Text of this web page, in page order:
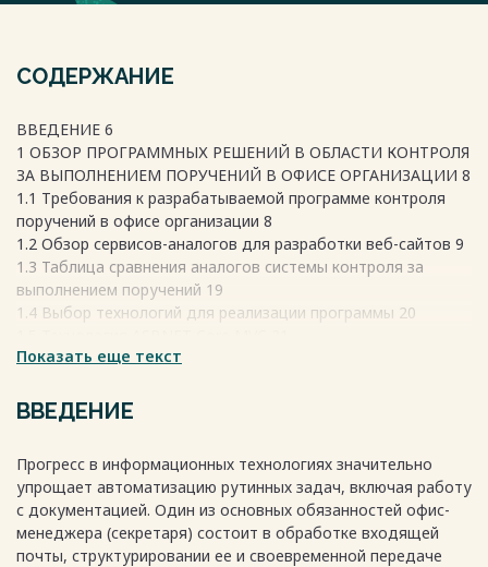
СОДЕРЖАНИЕ
ВВЕДЕНИЕ 6
1 ОБЗОР ПРОГРАММНЫХ РЕШЕНИЙ В ОБЛАСТИ КОНТРОЛЯ
ЗА ВЫПОЛНЕНИЕМ ПОРУЧЕНИЙ В ОФИСЕ ОРГАНИЗАЦИИ 8
1.1 Требования к разрабатываемой программе контроля
поручений в офисе организации 8
1.2 Обзор сервисов-аналогов для разработки веб-сайтов 9
1.3 Таблица сравнения аналогов системы контроля за
выполнением поручений 19
1.4 Выбор технологий для реализации программы 20
1.6 Технология Entity Framework Core 27
ПОРУЧЕНИЙ В ОФИСЕ ОРГАНИЗАЦИИ 33
2.1 Диаграмма последовательностей обработки поручений
2.2 Структура проекта 35
2.3 Структура базы данных 36
3 РЕАЛИЗАЦИЯ КОНТРОЛЛЕРОВ И МОДЕЛЕЙ
ПРИЛОЖЕНИЯ 43
Показать еще текст
ВВЕДЕНИЕ
Прогресс в информационных технологиях значительно
упрощает автоматизацию рутинных задач, включая работу
с документацией. Один из основных обязанностей офис-
менеджера (секретаря) состоит в обработке входящей
почты, структурировании ее и своевременной передаче